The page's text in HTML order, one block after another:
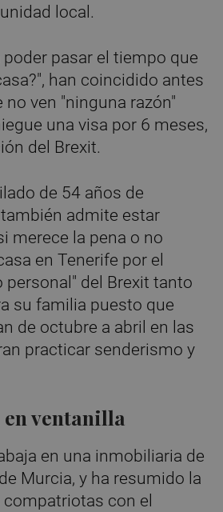
local.
poder pasar el tiempo que
han coincidido antes
ven "ninguna razón"
una visa por 6 meses,
del Brexit.
de 54 años de
admite estar
merece la pena o no
en Tenerife por el
personal" del Brexit tanto
su familia puesto que
de octubre a abril en las
practicar senderismo y
ventanilla
en una inmobiliaria de
Murcia, y ha resumido la
con el